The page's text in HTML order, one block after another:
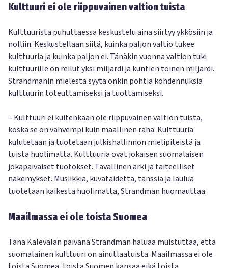
Kulttuuri ei ole riippuvainen valtion tuista
Kulttuurista puhuttaessa keskustelu aina siirtyy ykkösiin ja
nolliin. Keskustellaan siitä, kuinka paljon valtio tukee
kulttuuria ja kuinka paljon ei. Tänäkin vuonna valtion tuki
kulttuurille on reilut yksi miljardi ja kuntien toinen miljardi.
Strandmanin mielestä syytä onkin pohtia kohdennuksia
kulttuurin toteuttamiseksi ja tuottamiseksi.
– Kulttuuri ei kuitenkaan ole riippuvainen valtion tuista,
koska se on vahvempi kuin maallinen raha. Kulttuuria
kulutetaan ja tuotetaan julkishallinnon mielipiteistä ja
tuista huolimatta. Kulttuuria ovat jokaisen suomalaisen
jokapäiväiset tuotokset. Tavallinen arki ja taiteelliset
näkemykset. Musiikkia, kuvataidetta, tanssia ja laulua
tuotetaan kaikesta huolimatta, Strandman huomauttaa.
Maailmassa ei ole toista Suomea
Tänä Kalevalan päivänä Strandman haluaa muistuttaa, että
suomalainen kulttuuri on ainutlaatuista. Maailmassa ei ole